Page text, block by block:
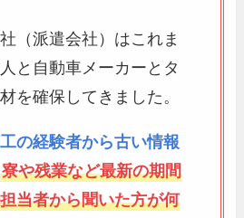
（派遣会社）はこれま
と自動車メーカーとタ
を確保してきました。
の経験者から古い情報
寮や残業など最新の期間
当者から聞いた方が何